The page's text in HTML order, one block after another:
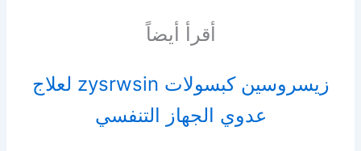
أقرأ أيضاً
زيسروسين كبسولات zysrwsin لعلاج
عدوي الجهاز التنفسي